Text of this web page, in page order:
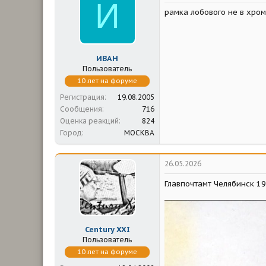
л
а
И
ИВАН
Пользователь
10 лет на форуме
Регистрация
19.08.2005
Сообщения
716
Оценка реакций
824
Город
МОСКВА
рамка лобового не в
Century XXI
Пользователь
10 лет на форуме
26.05.2026
Главпочтамт Челябинск